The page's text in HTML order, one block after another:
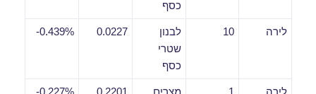
כסף
לירה 10
לבנון
שטרי
כסף
0.0227
0.439%-